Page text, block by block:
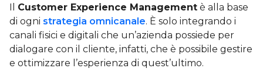
Il Customer Experience Management è alla base
di ogni strategia omnicanale. È solo integrando i
canali fisici e digitali che un’azienda possiede per
dialogare con il cliente, infatti, che è possibile gestire
e ottimizzare l’esperienza di quest’ultimo.